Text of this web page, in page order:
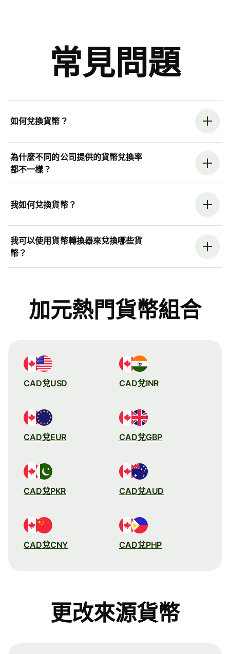
常見問題
如何兌換貨幣？
為什麼不同的公司提供的貨幣兌換率
都不一樣？
我如何兌換貨幣？
我可以使用貨幣轉換器來兌換哪些貨
幣？
加元熱門貨幣組合
CAD兌USD CAD兌INR
CAD兌EUR CAD兌GBP
CAD兌PKR CAD兌AUD
CAD兌CNY CAD兌PHP
更改來源貨幣